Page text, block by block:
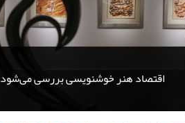
اقتصاد هنر خوشنویسی بررسی می‌شود